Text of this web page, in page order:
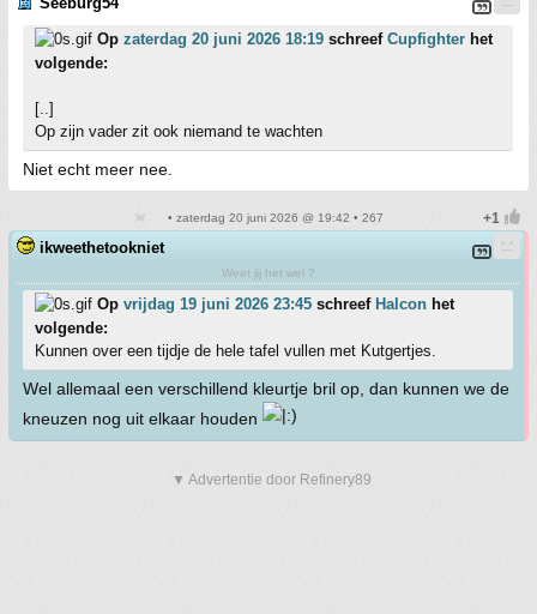
Op zaterdag 20 juni 2026 18:19 schreef Cupfighter het
volgende:
[..]
Op zijn vader zit ook niemand te wachten
Niet echt meer nee.
• zaterdag 20 juni 2026 @ 19:42 • 267
ikweethetookniet
Weet jij het wel ?
Op vrijdag 19 juni 2026 23:45 schreef Halcon het
volgende:
Kunnen over een tijdje de hele tafel vullen met Kutgertjes.
Wel allemaal een verschillend kleurtje bril op, dan kunnen we de
kneuzen nog uit elkaar houden
▼ Advertentie door Refinery89